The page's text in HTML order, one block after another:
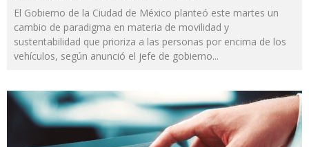
El Gobierno de la Ciudad de México planteó este martes un
cambio de paradigma en materia de movilidad y
sustentabilidad que prioriza a las personas por encima de los
vehículos, según anunció el jefe de gobierno...